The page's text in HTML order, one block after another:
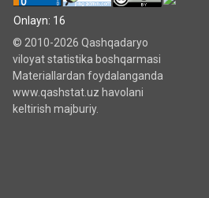
Onlayn: 16
© 2010-2026 Qashqadaryo
viloyat statistika boshqarmasi
Materiallardan foydalanganda
www.qashstat.uz havolani
keltirish majburiy.